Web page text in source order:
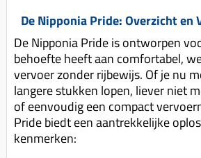
Zuigers
Origineel zuigers
Tomos opvoeren (kits)
Koppeling compleet
Koppeling trekveer
Ketting / tandwiel
De Nipponia Pride: Overzicht en
De Nipponia Pride is ontworpen
behoefte heeft aan comfortabel,
vervoer zonder rijbewijs. Of je nu
langere stukken lopen, liever niet
of eenvoudig een compact
Pride biedt een aantrekkelijke
kenmerken: